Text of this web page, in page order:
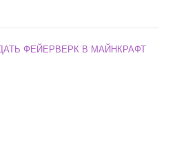
ФЕЙЕРВЕРК В МАЙНКРАФТ